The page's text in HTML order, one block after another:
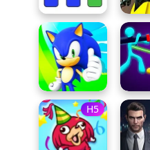
H5